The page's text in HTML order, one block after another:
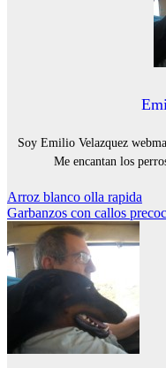
Soy Emilio Velazquez
Me encantan los
Navegación
de
entradas
Arroz blanco olla rapida
Garbanzos con callos